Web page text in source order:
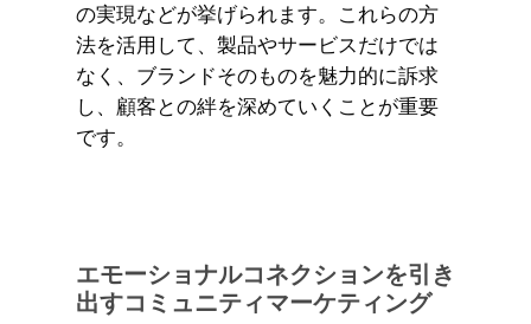
の実現などが挙げられます。これらの方
法を活用して、製品やサービスだけでは
なく、ブランドそのものを魅力的に訴求
し、顧客との絆を深めていくことが重要
です。
エモーショナルコネクションを引き
出すコミュニティマーケティング